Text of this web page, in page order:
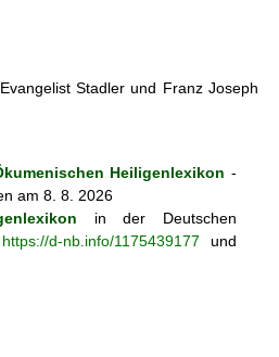
Stadler und Franz Joseph
Heiligenlexikon -
am 8. 8. 2026
in der Deutschen
https://d-nb.info/1175439177 und